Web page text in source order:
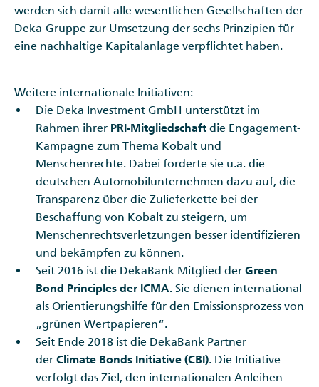
werden sich damit alle wesentlichen Gesellschaften der
Deka-Gruppe zur Umsetzung der sechs Prinzipien für
eine nachhaltige Kapitalanlage verpflichtet haben.
Weitere internationale Initiativen:
Die Deka Investment GmbH unterstützt im
Rahmen ihrer PRI-Mitgliedschaft die Engagement-
Kampagne zum Thema Kobalt und
Menschenrechte. Dabei forderte sie u.a. die
deutschen Automobilunternehmen dazu auf, die
Transparenz über die Zulieferkette bei der
Beschaffung von Kobalt zu steigern, um
Menschenrechtsverletzungen besser identifizieren
und bekämpfen zu können.
Seit 2016 ist die DekaBank Mitglied der Green
Bond Principles der ICMA. Sie dienen international
als Orientierungshilfe für den Emissionsprozess von
„grünen Wertpapieren“.
Seit Ende 2018 ist die DekaBank Partner
der Climate Bonds Initiative (CBI). Die Initiative
verfolgt das Ziel, den internationalen Anleihen-